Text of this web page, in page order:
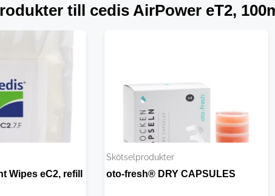
till cedis AirPower eT2,
Wipes eC2, refill
Skötselprodukter
oto-fresh® DRY CAPSULES